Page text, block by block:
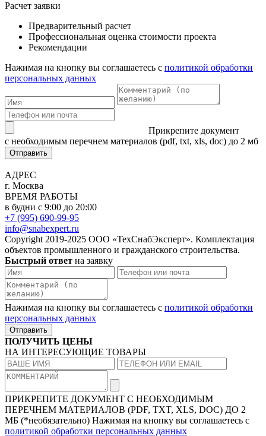
Расчет заявки
Предварительный расчет
Профессиональная оценка стоимости проекта
Рекомендации
Нажимая на кнопку вы соглашаетесь с политикой обработки
персональных данных
Прикрепите документ
с необходимым перечнем материалов (pdf, txt, xls, doc) до 2 мб
Отправить
АДРЕС
г. Москва
ВРЕМЯ РАБОТЫ
в будни с 9:00 до 20:00
+7 (995) 690-99-95
info@snabexpert.ru
Copyright 2019-2025 ООО «ТехСнабЭксперт». Комплектация
объектов промышленного и гражданского строительства.
Быстрый ответ на заявку
Нажимая на кнопку вы соглашаетесь с политикой обработки
персональных данных
Отправить
ПОЛУЧИТЬ ЦЕНЫ
НА ИНТЕРЕСУЮЩИЕ ТОВАРЫ
ПРИКРЕПИТЕ ДОКУМЕНТ С НЕОБХОДИМЫМ
ПЕРЕЧНЕМ МАТЕРИАЛОВ (PDF, TXT, XLS, DOC) ДО 2
МБ (*необязательно) Нажимая на кнопку вы соглашаетесь с
политикой обработки персональных данных